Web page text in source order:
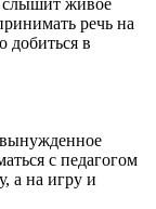
речь на
добиться в
с педагогом
а на игру и